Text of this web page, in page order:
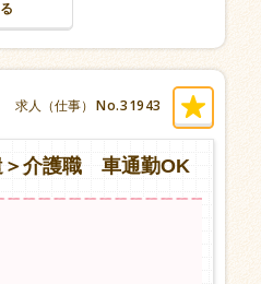
求人（仕事） No.31943
＞介護職 車通勤OK